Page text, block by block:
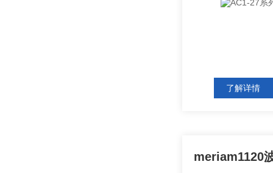
了解详情
meriam1120